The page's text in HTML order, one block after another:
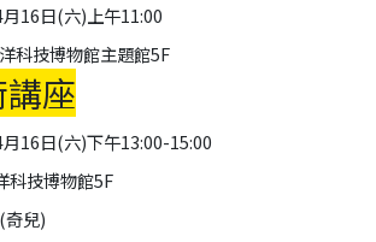
16日(六)上午11:00
科技博物館主題館5F
座
16日(六)下午13:00-15:00
科技博物館5F
奇兒)